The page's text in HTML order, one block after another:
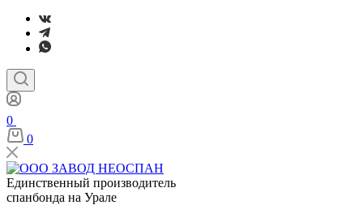
0
0
Единственный производитель
спанбонда на Урале